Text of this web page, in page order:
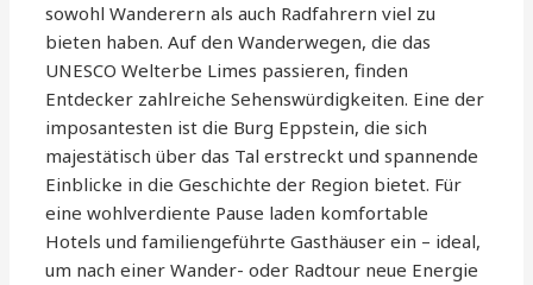
sowohl Wanderern als auch Radfahrern viel zu
bieten haben. Auf den Wanderwegen, die das
UNESCO Welterbe Limes passieren, finden
Entdecker zahlreiche Sehenswürdigkeiten. Eine der
imposantesten ist die Burg Eppstein, die sich
majestätisch über das Tal erstreckt und spannende
Einblicke in die Geschichte der Region bietet. Für
eine wohlverdiente Pause laden komfortable
Hotels und familiengeführte Gasthäuser ein – ideal,
um nach einer Wander- oder Radtour neue Energie